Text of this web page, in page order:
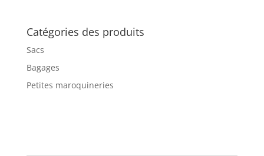
Catégories des produits
Sacs
Bagages
Petites maroquineries